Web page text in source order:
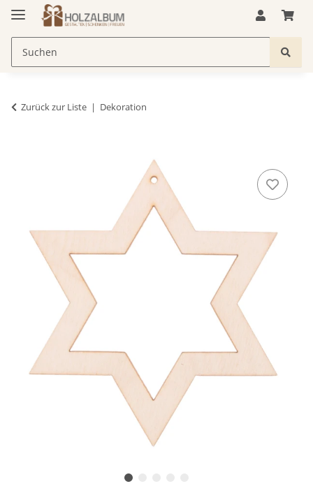
Zurück zur Liste Dekoration